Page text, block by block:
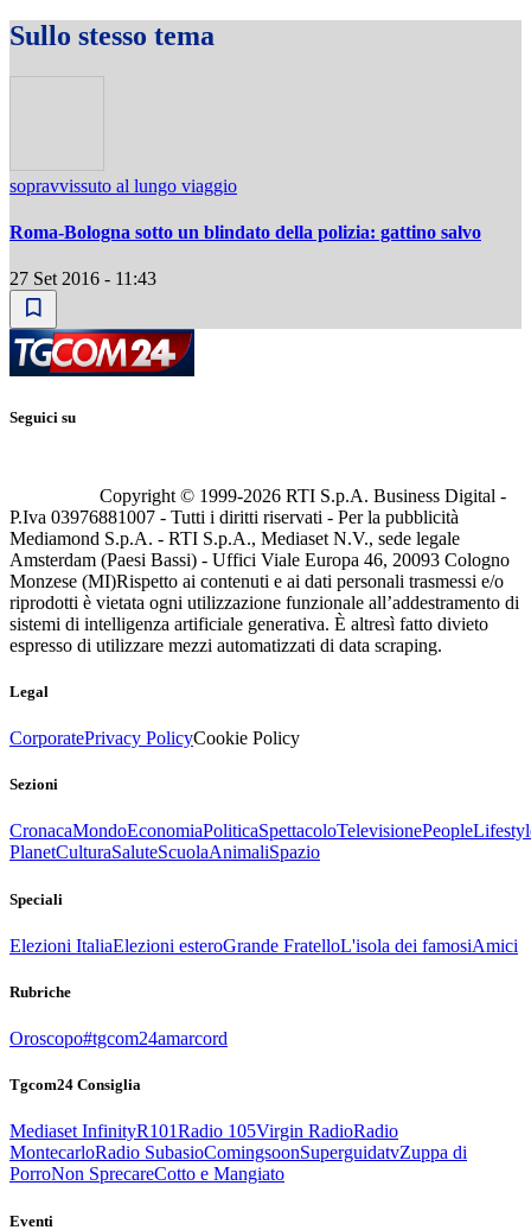
Sullo stesso tema
sopravvissuto al lungo viaggio
Roma-Bologna sotto un blindato della polizia: gattino salvo
27 Set 2016 - 11:43
Seguici su
Copyright © 1999-2026 RTI S.p.A. Business Digital -
P.Iva 03976881007 - Tutti i diritti riservati - Per la pubblicità
Mediamond S.p.A. - RTI S.p.A., Mediaset N.V., sede legale
Amsterdam (Paesi Bassi) - Uffici Viale Europa 46, 20093 Cologno
Monzese (MI)Rispetto ai contenuti e ai dati personali trasmessi e/o
riprodotti è vietata ogni utilizzazione funzionale all’addestramento di
sistemi di intelligenza artificiale generativa. È altresì fatto divieto
espresso di utilizzare mezzi automatizzati di data scraping.
Legal
CorporatePrivacy PolicyCookie Policy
Sezioni
CronacaMondoEconomiaPoliticaSpettacoloTelevisionePeople
PlanetCulturaSaluteScuolaAnimaliSpazio
Speciali
Elezioni ItaliaElezioni esteroGrande FratelloL'isola dei famosiAmici
Rubriche
Oroscopo#tgcom24amarcord
Tgcom24 Consiglia
Mediaset InfinityR101Radio 105Virgin RadioRadio
MontecarloRadio SubasioComingsoonSuperguidatvZuppa di
PorroNon SprecareCotto e Mangiato
Eventi